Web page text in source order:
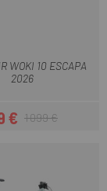
WOKI 10 ESCAPA
2026
Prix
€ Prix habituel
1 099 €